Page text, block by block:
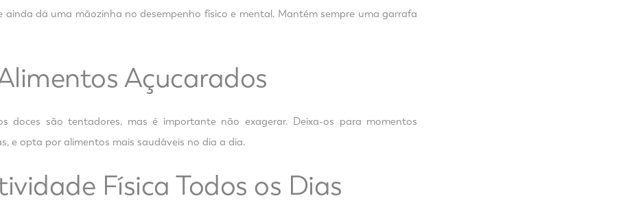
ainda dá uma mãozinha no desempenho físico e mental. Mantém sempre uma garrafa
Açucarados
doces são tentadores, mas é importante não exagerar. Deixa-os para momentos
e opta por alimentos mais saudáveis no dia a dia.
Física Todos os Dias